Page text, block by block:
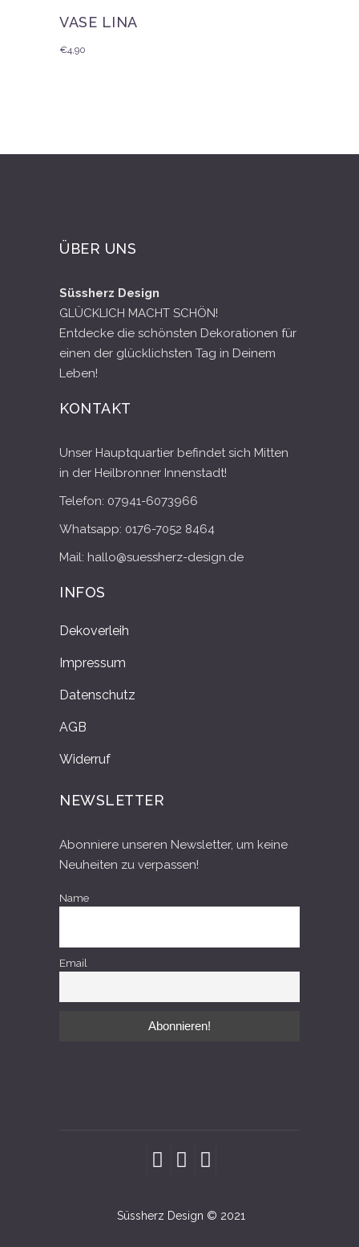
VASE LINA
€4,90
ÜBER UNS
Süssherz Design
GLÜCKLICH MACHT SCHÖN!
Entdecke die schönsten Dekorationen für
einen der glücklichsten Tag in Deinem
Leben!
KONTAKT
Unser Hauptquartier befindet sich Mitten
in der Heilbronner Innenstadt!
Telefon: 07941-6073966
Whatsapp: 0176-7052 8464
Mail: hallo@suessherz-design.de
INFOS
Dekoverleih
Impressum
Datenschutz
AGB
Widerruf
NEWSLETTER
Abonniere unseren Newsletter, um keine
Neuheiten zu verpassen!
Name
Email
Süssherz Design © 2021